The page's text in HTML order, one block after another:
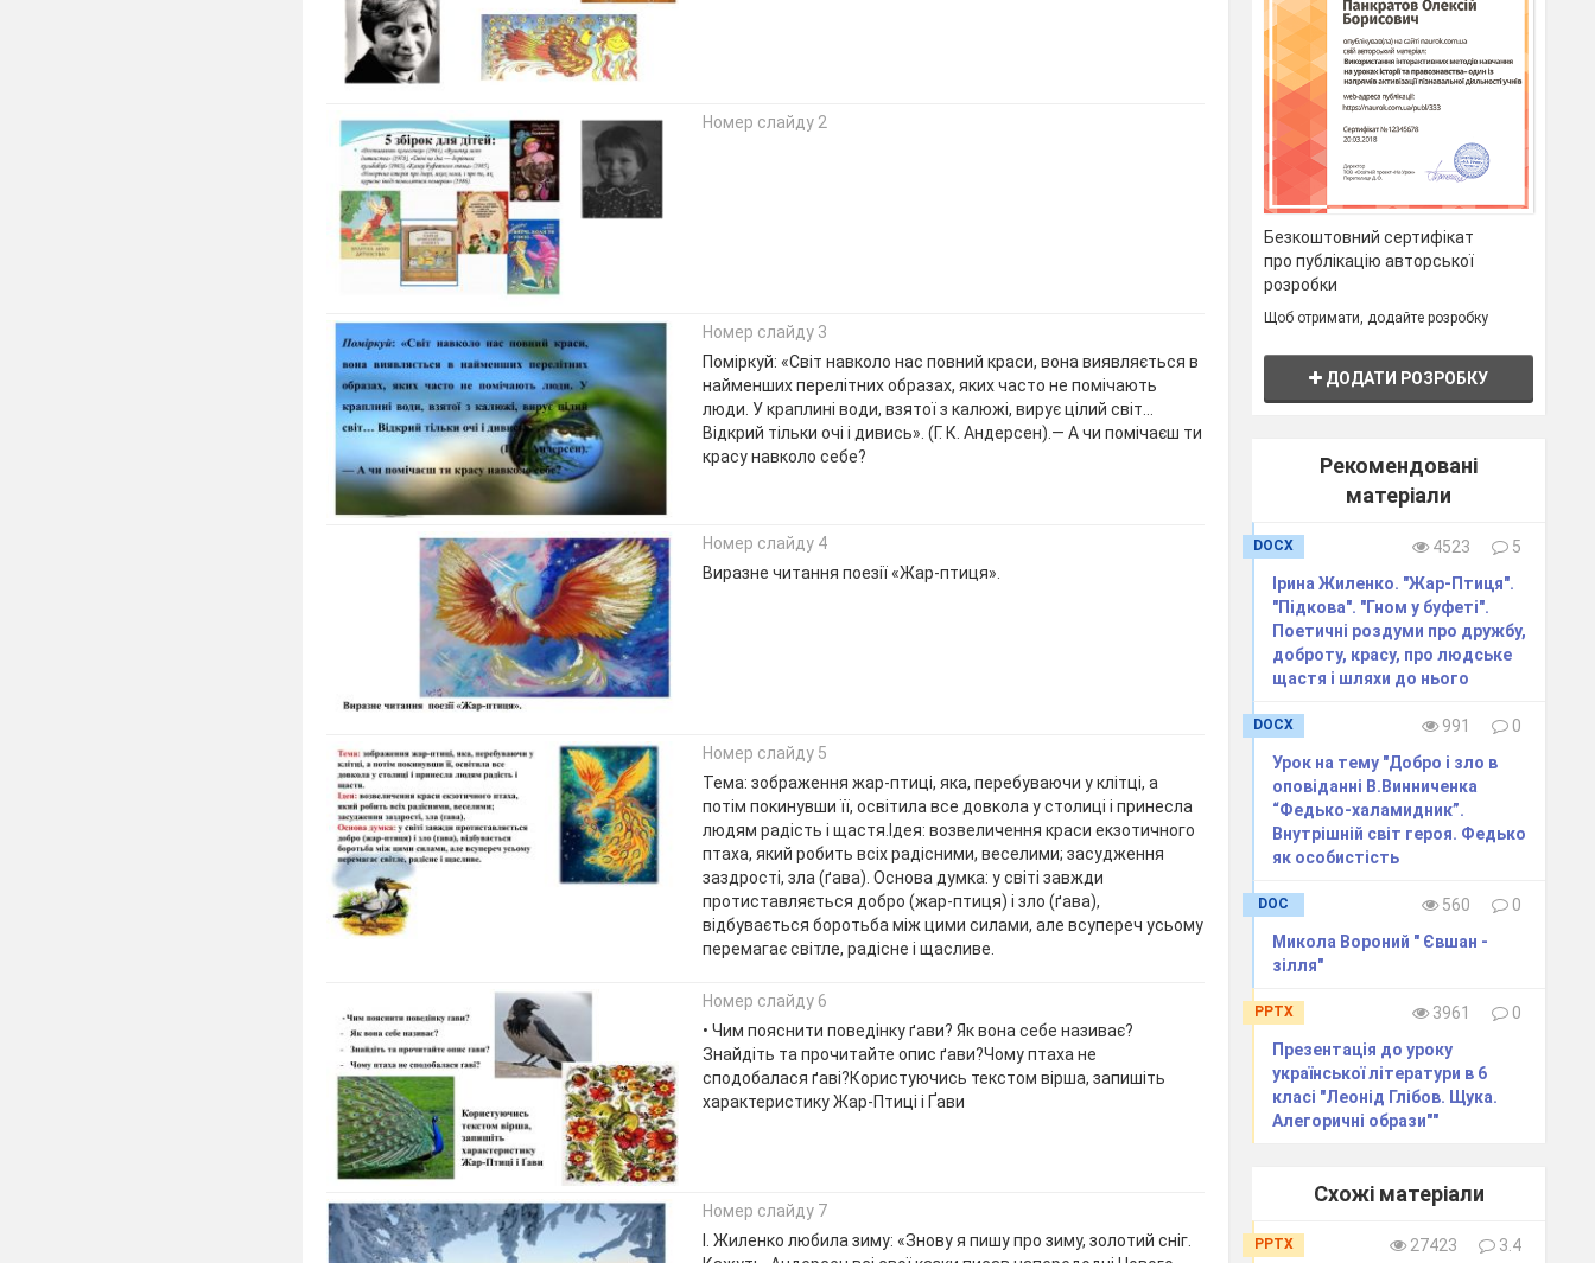
Номер слайду 2
Номер слайду 3
Поміркуй: «Світ навколо нас повний краси, вона виявляється в
найменших перелітних образах, яких часто не помічають
люди. У краплині води, взятої з калюжі, вирує цілий світ…
Відкрий тільки очі і дивись». (Г. К. Андерсен).— А чи помічаєш ти
красу навколо себе?
Номер слайду 4
Виразне читання поезії «Жар-птиця».
Номер слайду 5
Тема: зображення жар-птиці, яка, перебуваючи у клітці, а
потім покинувши її, освітила все довкола у столиці і принесла
людям радість і щастя.Ідея: возвеличення краси екзотичного
птаха, який робить всіх радісними, веселими; засудження
заздрості, зла (ґава). Основа думка: у світі завжди
протиставляється добро (жар-птиця) і зло (ґавa),
відбувається боротьба між цими силами, але всупереч усьому
перемагає світле, радісне і щасливе.
Номер слайду 6
• Чим пояснити поведінку ґави? Як вона себе називає?
Знайдіть та прочитайте опис ґави?Чому птаха не
сподобалася ґаві?Користуючись текстом вірша, запишіть
характеристику Жар-Птиці і Ґави
Номер слайду 7
І. Жиленко любила зиму: «Знову я пишу про зиму, золотий сніг.
Безкоштовний сертифікат
про публікацію авторської
розробки
Щоб отримати, додайте розробку
ДОДАТИ РОЗРОБКУ
Рекомендовані
матеріали
DOCX 4523
5
Ірина Жиленко. "Жар-Птиця".
"Підкова". "Гном у буфеті".
Поетичні роздуми про дружбу,
доброту, красу, про людське
щастя і шляхи до нього
DOCX 991
0
Урок на тему "Добро і зло в
оповіданні В.Винниченка
“Федько-халамидник”.
Внутрішній світ героя. Федько
як особистість
DOC 560
0
Микола Вороний " Євшан -
зілля"
PPTX 3961
0
Презентація до уроку
української літератури в 6
класі "Леонід Глібов. Щука.
Алегоричні образи""
Схожі матеріали
PPTX 27423
3.4